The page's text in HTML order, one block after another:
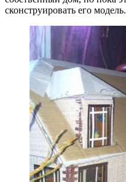
сконструировать его модель.